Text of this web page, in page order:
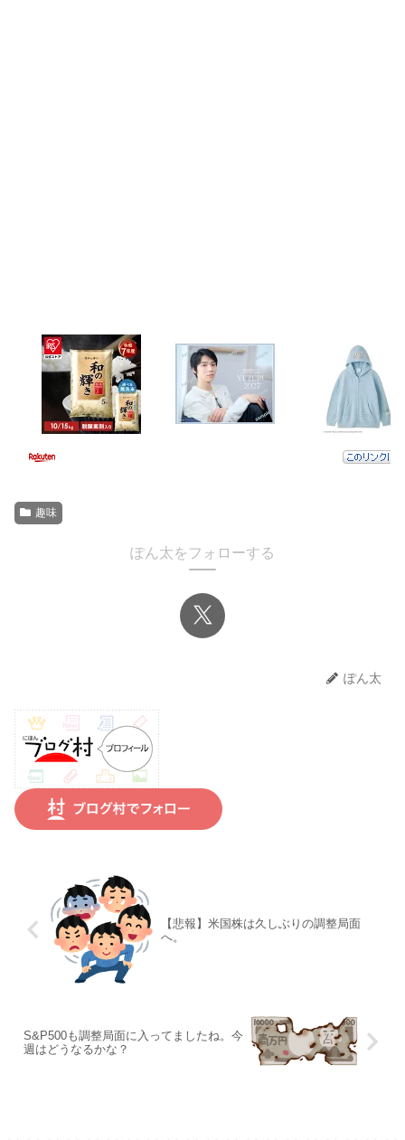
趣味
ぽん太をフォローする
ぽん太
【悲報】米国株は久しぶりの調整局面
へ。
S&P500も調整局面に入ってましたね。今
週はどうなるかな？